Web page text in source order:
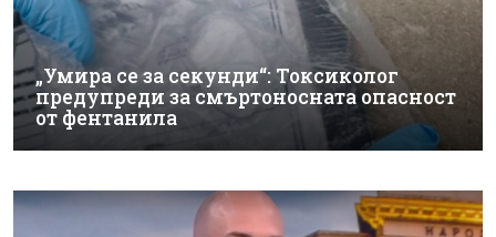
„Умира се за секунди“: Токсиколог
предупреди за смъртоносната опасност
от фентанила